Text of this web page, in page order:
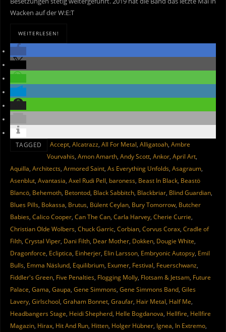
Wacken auf der W:E:T
WEITERLESEN!
TAGGED Accept, Alcatrazz, All For Metal, Alligatoah, Ambre
Vourvahis, Amon Amarth, Andy Scott, Ankor, April Art,
Aquilla, Architects, Armored Saint, As Everything Unfolds, Asagraum,
Asenblut, Avantasia, Axel Rudi Pell, baroness, Beast In Black, Beastö
Blancö, Behemoth, Betontod, Black Sabbitch, Blackbriar, Blind Guardian,
Blues Pills, Bokassa, Brutus, Bülent Ceylan, Bury Tomorrow, Butcher
Babies, Calico Cooper, Can The Can, Carla Harvey, Cherie Currie,
Christian Olde Wolbers, Chuck Garric, Corbian, Corvus Corax, Cradle of
Filth, Crystal Viper, Dani Filth, Dear Mother, Dokken, Dougie White,
Dragonforce, Ecliptica, Einherjer, Elin Larsson, Embryonic Autopsy, Emil
Bulls, Emma Näslund, Equilibrium, Exumer, Festival, Feuerschwanz,
Fiddler's Green, Five Penalties, Flogging Molly, Flotsam & Jetsam, Future
Palace, Gama, Gaupa, Gene Simmons, Gene Simmons Band, Giles
Lavery, Girlschool, Graham Bonnet, Graufar, Hair Metal, Half Me,
Headbangers Stage, Heidi Shepherd, Helle Bogdanova, Hellfire, Hellfire
Magazin, Hirax, Hit And Run, Hitten, Holger Hübner, Ignea, In Extremo,